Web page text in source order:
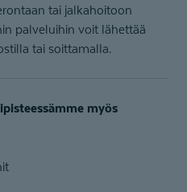
tai jalkahoitoon
palveluihin voit lähettää
tai soittamalla.
myös